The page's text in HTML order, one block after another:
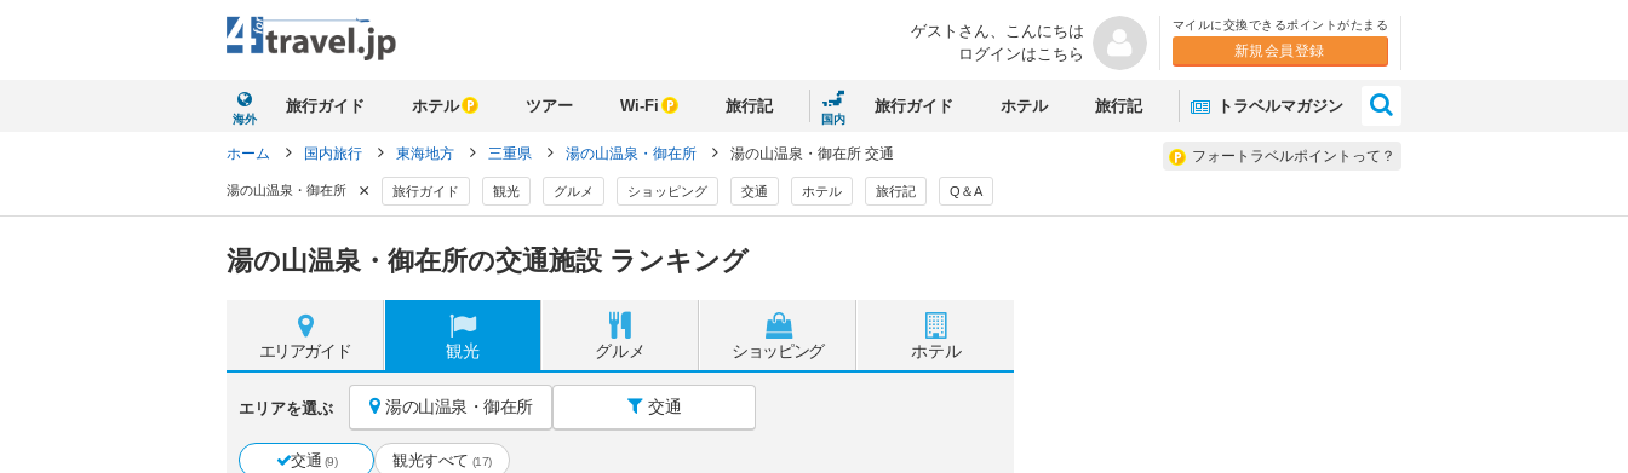
ゲストさん、 こんにちは
ログインはこちら
マイルに交換できるポイントがたまる
新規会員登録
海外
旅行ガイド ホテル ツアー Wi-Fi 旅行記
国内
旅行ガイド ホテル 旅行記 トラベルマガジン
フォートラベルポイントって？
ホーム 国内旅行 東海地方 三重県 湯の山温泉・御在所 湯の山温泉・御在所 交通
湯の山温泉・御在所 × 旅行ガイド 観光 グルメ ショッピング 交通 ホテル 旅行記 Q＆A
湯の山温泉・御在所の交通施設 ランキング
エリアガイド 観光 グルメ ショッピング ホテル
エリアを選ぶ 湯の山温泉・御在所 交通
交通 (9) 観光すべて (17)